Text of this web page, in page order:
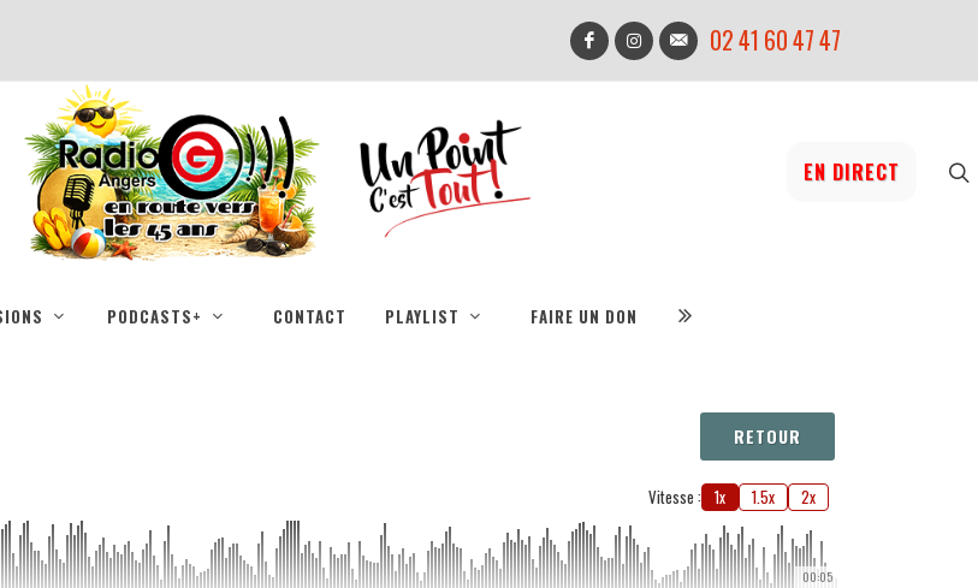
02 41 60 47 47
EN DIRECT
PODCASTS+ CONTACT PLAYLIST FAIRE UN DON
RETOUR
Vitesse : 1x 1.5x 2x
00:05